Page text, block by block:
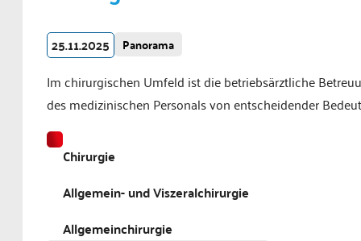
25.11.2025 Panorama
Im chirurgischen Umfeld ist die betriebsärztliche
des medizinischen Personals von entscheidender
Chirurgie
Allgemein- und Viszeralchirurgie
Allgemeinchirurgie